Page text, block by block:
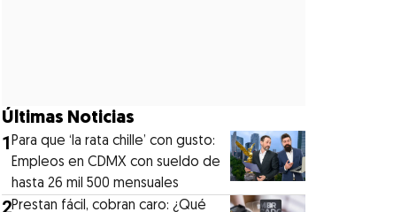
Últimas Noticias
1Para que ‘la rata chille’ con gusto:
Empleos en CDMX con sueldo de
hasta 26 mil 500 mensuales
2Prestan fácil, cobran caro: ¿Qué